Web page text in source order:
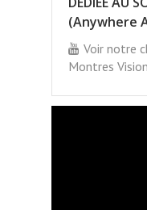
(Anywhere
Voir notre
Montres Vision